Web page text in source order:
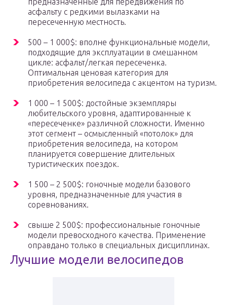
асфальту с редкими вылазками на
пересеченную местность.
500 – 1 000$: вполне функциональные модели,
подходящие для эксплуатации в смешанном
цикле: асфальт/легкая пересеченка.
Оптимальная ценовая категория для
приобретения велосипеда с акцентом на туризм.
1 000 – 1 500$: достойные экземпляры
любительского уровня, адаптированные к
«пересеченке» различной сложности. Именно
этот сегмент – осмысленный «потолок» для
приобретения велосипеда, на котором
планируется совершение длительных
туристических поездок.
1 500 – 2 500$: гоночные модели базового
уровня, предназначенные для участия в
соревнованиях.
свыше 2 500$: профессиональные гоночные
модели превосходного качества. Применение
оправдано только в специальных дисциплинах.
Лучшие модели велосипедов